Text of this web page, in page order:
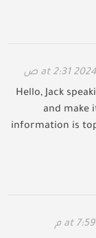
Hello, Jack
and make
information is